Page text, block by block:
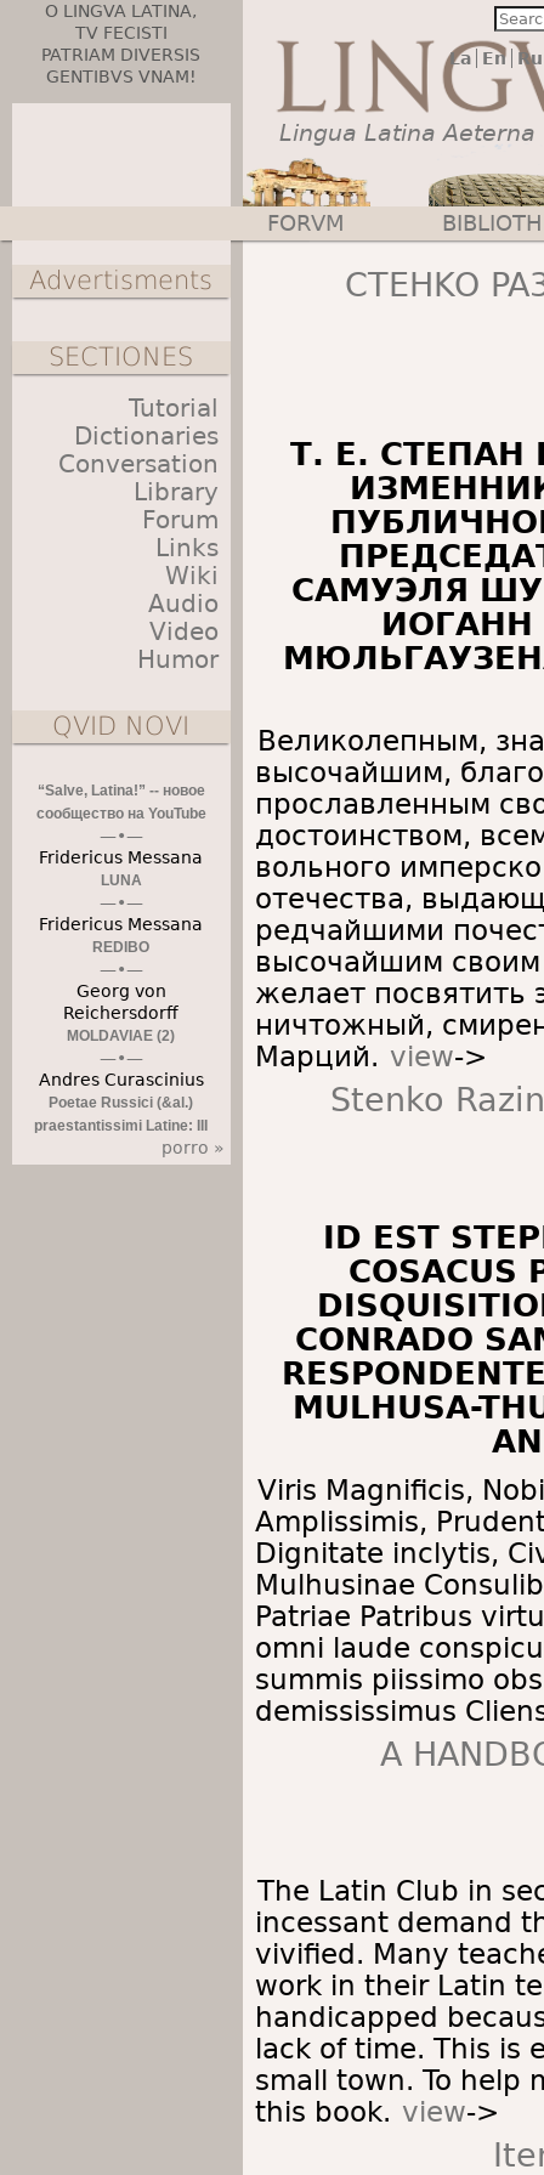
O LINGVA LATINA,
TV FECISTI
PATRIAM DIVERSIS
GENTIBVS VNAM!
La En Ru
Lingua Latina Aeterna
CTEHKO
Т. Е.
САМУЭЛЯ
Великолепным,
высочайшим,
прославленным
достоинством,
вольного
отечества,
редчайшими
высочайшим
желает посвятить
ничтожный,
Марций. view->
Stenko
ID EST
COSACUS
CONRADO
MULHUSA-
Viris Magnificis,
Amplissimis,
Dignitate inclytis,
Mulhusinae
Patriae Patribus
omni laude
summis piissimo
demississimus
A
The Latin Club in
incessant demand
vivified. Many
work in their Latin
handicapped
lack of time. This is
small town. To help
this book. view->
Main menu
FORVM
Advertisments
SECTIONES
Tutorial
Dictionaries
Conversation
Library
Forum
Links
Wiki
Audio
Video
Humor
QVID NOVI
“Salve, Latina!” -- новое
сообщество на YouTube
Fridericus Messana
LUNA
Fridericus Messana
REDIBO
Georg von
Reichersdorff
MOLDAVIAE (2)
Andres Curascinius
Poetae Russici (&al.)
praestantissimi Latine: III
porro »